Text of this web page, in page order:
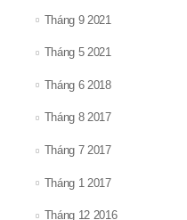
Tháng 9 2021
Tháng 5 2021
Tháng 6 2018
Tháng 8 2017
Tháng 7 2017
Tháng 1 2017
Tháng 12 2016